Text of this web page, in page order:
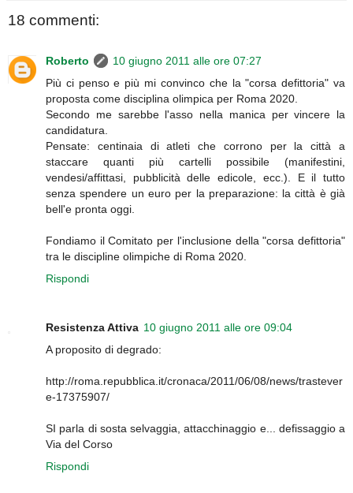
18 commenti:
Roberto
10 giugno 2011 alle ore 07:27
Più ci penso e più mi convinco che la "corsa defittoria" va
proposta come disciplina olimpica per Roma 2020.
Secondo me sarebbe l'asso nella manica per vincere la
candidatura.
Pensate: centinaia di atleti che corrono per la città a
staccare quanti più cartelli possibile (manifestini,
vendesi/affittasi, pubblicità delle edicole, ecc.). E il tutto
senza spendere un euro per la preparazione: la città è già
bell'e pronta oggi.
Fondiamo il Comitato per l'inclusione della "corsa defittoria"
tra le discipline olimpiche di Roma 2020.
Rispondi
Resistenza Attiva 10 giugno 2011 alle ore 09:04
A proposito di degrado:
http://roma.repubblica.it/cronaca/2011/06/08/news/trastever
e-17375907/
SI parla di sosta selvaggia, attacchinaggio e... defissaggio a
Via del Corso
Rispondi